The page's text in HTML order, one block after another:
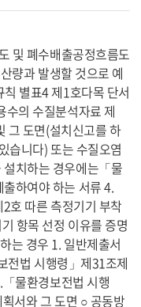
및 폐수배출공정흐름도
량과 발생할 것으로 예
별표4 제1호다목 단서
수의 수질분석자료 제
그 도면(설치신고를 하
습니다) 또는 수질오염
치하는 경우에는「물
하여야 하는 서류 4.
호 따른 측정기기 부착
항목 선정 이유를 증명
는 경우 1. 일반제출서
전법 시행령」제31조제
물환경보전법 시행
서와 그 도면 ○ 공동방